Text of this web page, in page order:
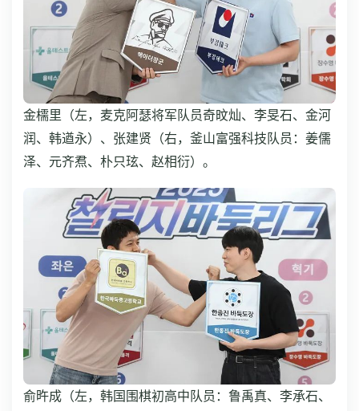
金檽里（左，麦克阿瑟将军队员奇旼灿、李旻石、金河
润、韩遒永）、张建贤（右，釜山富强科技队员：姜儒
泽、元齐焄、朴只玹、赵相衍）。
俞旿成（左，韩国围棋初高中队员：鲁禹真、李承石、